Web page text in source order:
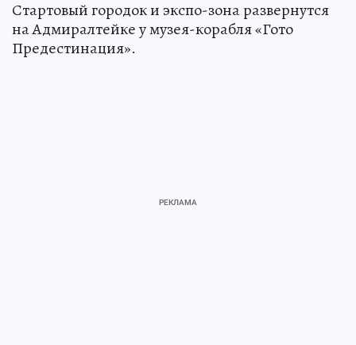
Стартовый городок и экспо-зона развернутся
на Адмиралтейке у музея-корабля «Гото
Предестинация».